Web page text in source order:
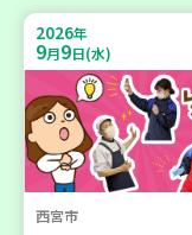
2026年
9月9日(水)
西宮市